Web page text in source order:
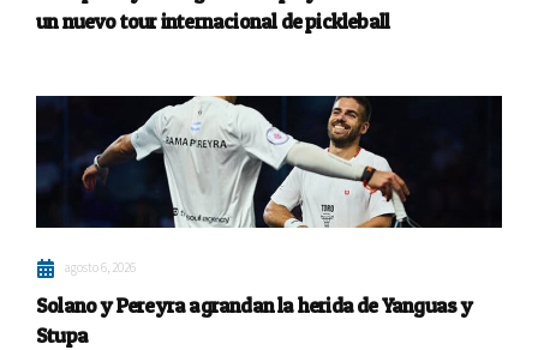
un nuevo tour internacional de pickleball
agosto 6, 2026
Solano y Pereyra agrandan la herida de Yanguas y
Stupa